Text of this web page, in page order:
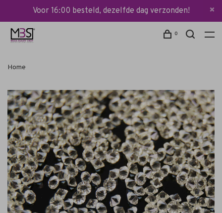
Voor 16:00 besteld, dezelfde dag verzonden!
0
Home